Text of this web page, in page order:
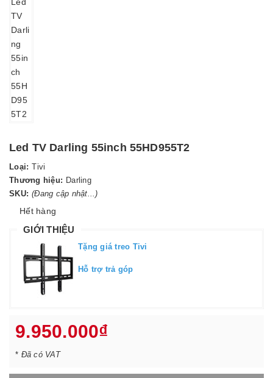
Led TV Darling 55inch 55HD955T2
Loại: Tivi
Thương hiệu: Darling
SKU: (Đang cập nhật...)
Hết hàng
GIỚI THIỆU
Tặng giá treo Tivi
Hỗ trợ trả góp
9.950.000₫
* Đã có VAT